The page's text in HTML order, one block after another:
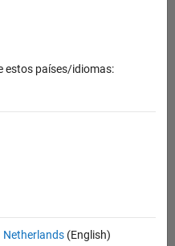
estos países/idiomas:
Netherlands(English)